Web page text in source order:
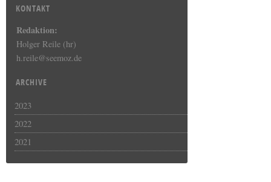
KONTAKT
Redaktion:
Holger Reile (hr)
h.reile@seemoz.de
ARCHIVE
2023
2022
2021